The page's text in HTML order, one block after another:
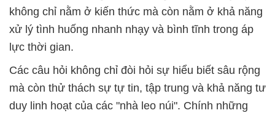
không chỉ nằm ở kiến thức mà còn nằm ở khả năng
xử lý tình huống nhanh nhạy và bình tĩnh trong áp
lực thời gian.
Các câu hỏi không chỉ đòi hỏi sự hiểu biết sâu rộng
mà còn thử thách sự tự tin, tập trung và khả năng tư
duy linh hoạt của các "nhà leo núi". Chính những